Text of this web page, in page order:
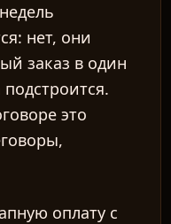
нет, они
заказ в один
это
оплату с